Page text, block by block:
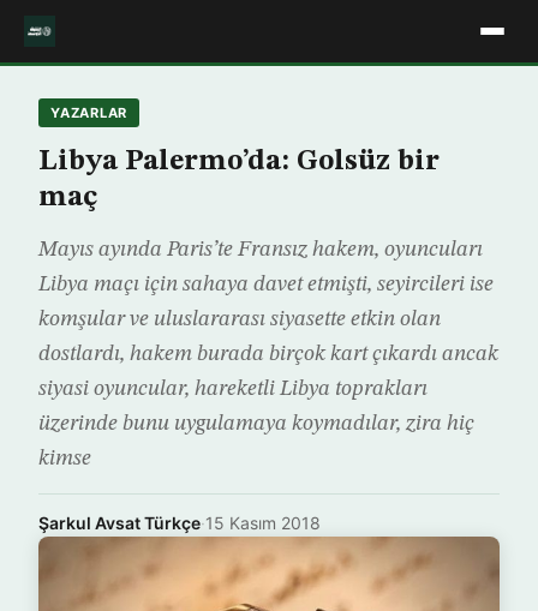
YAZARLAR
Libya Palermo’da: Golsüz bir
maç
Mayıs ayında Paris’te Fransız hakem, oyuncuları
Libya maçı için sahaya davet etmişti, seyircileri ise
komşular ve uluslararası siyasette etkin olan
dostlardı, hakem burada birçok kart çıkardı ancak
siyasi oyuncular, hareketli Libya toprakları
üzerinde bunu uygulamaya koymadılar, zira hiç
kimse
Şarkul Avsat Türkçe·15 Kasım 2018